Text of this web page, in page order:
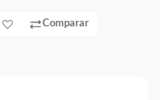
Comparar